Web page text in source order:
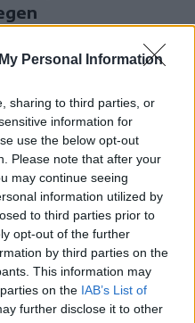
Personal Information
sharing to third parties, or
information for
use the below opt-out
Please note that after your
may continue seeing
information utilized by
to third parties prior to
opt-out of the further
by third parties on the
This information may
on the IAB’s List of
further disclose it to other
ért a
– frissítve
hangos a
a magyar sajtó,
meghívót